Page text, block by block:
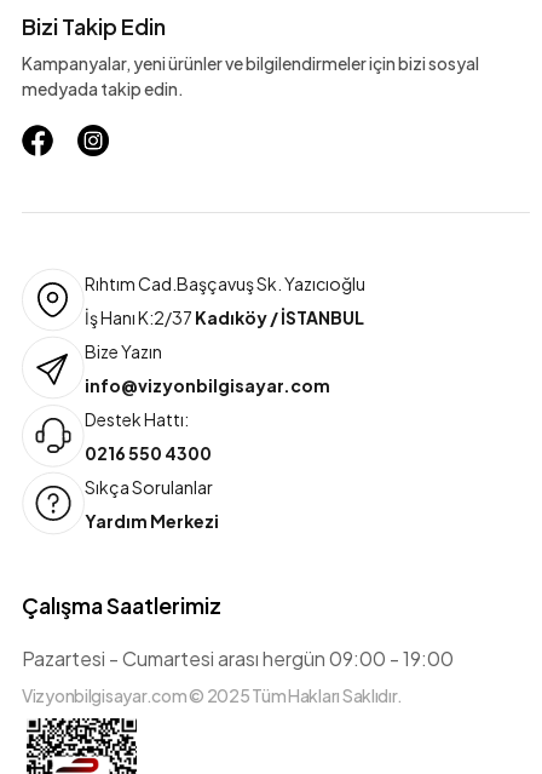
Bizi Takip Edin
Kampanyalar, yeni ürünler ve bilgilendirmeler için bizi sosyal
medyada takip edin.
Rıhtım Cad.Başçavuş Sk. Yazıcıoğlu
İş Hanı K:2/37 Kadıköy / İSTANBUL
Bize Yazın
info@vizyonbilgisayar.com
Destek Hattı:
0216 550 4300
Sıkça Sorulanlar
Yardım Merkezi
Çalışma Saatlerimiz
Pazartesi - Cumartesi arası hergün 09:00 - 19:00
Vizyonbilgisayar.com © 2025 Tüm Hakları Saklıdır.